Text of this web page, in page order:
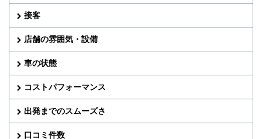
接客
店舗の雰囲気・設備
車の状態
コストパフォーマンス
出発までのスムーズさ
口コミ件数